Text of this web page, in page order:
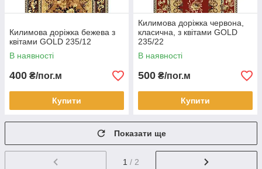
Килимова доріжка бежева з
квітами GOLD 235/12
В наявності
400 ₴/пог.м
Купити
Килимова доріжка червона,
класична, з квітами GOLD
235/22
В наявності
500 ₴/пог.м
Купити
Показати ще
1 / 2